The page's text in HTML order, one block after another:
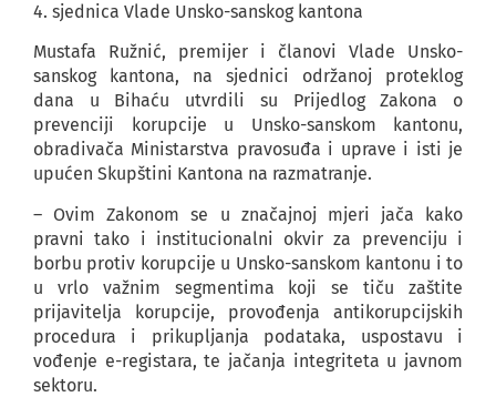
4. sjednica Vlade Unsko-sanskog kantona
Mustafa Ružnić, premijer i članovi Vlade Unsko-
sanskog kantona, na sjednici održanoj proteklog
dana u Bihaću utvrdili su Prijedlog Zakona o
prevenciji korupcije u Unsko-sanskom kantonu,
obradivača Ministarstva pravosuđa i uprave i isti je
upućen Skupštini Kantona na razmatranje.
– Ovim Zakonom se u značajnoj mjeri jača kako
pravni tako i institucionalni okvir za prevenciju i
borbu protiv korupcije u Unsko-sanskom kantonu i to
u vrlo važnim segmentima koji se tiču zaštite
prijavitelja korupcije, provođenja antikorupcijskih
procedura i prikupljanja podataka, uspostavu i
vođenje e-registara, te jačanja integriteta u javnom
sektoru.